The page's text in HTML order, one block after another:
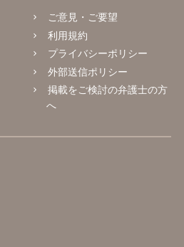
ご意見・ご要望
利用規約
プライバシーポリシー
外部送信ポリシー
掲載をご検討の弁護士の方
へ